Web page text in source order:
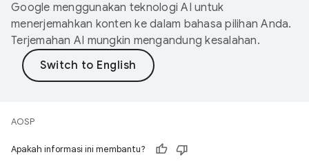
Google menggunakan teknologi AI untuk
menerjemahkan konten ke dalam bahasa pilihan Anda.
Terjemahan AI mungkin mengandung kesalahan.
AOSP
Apakah informasi ini membantu?